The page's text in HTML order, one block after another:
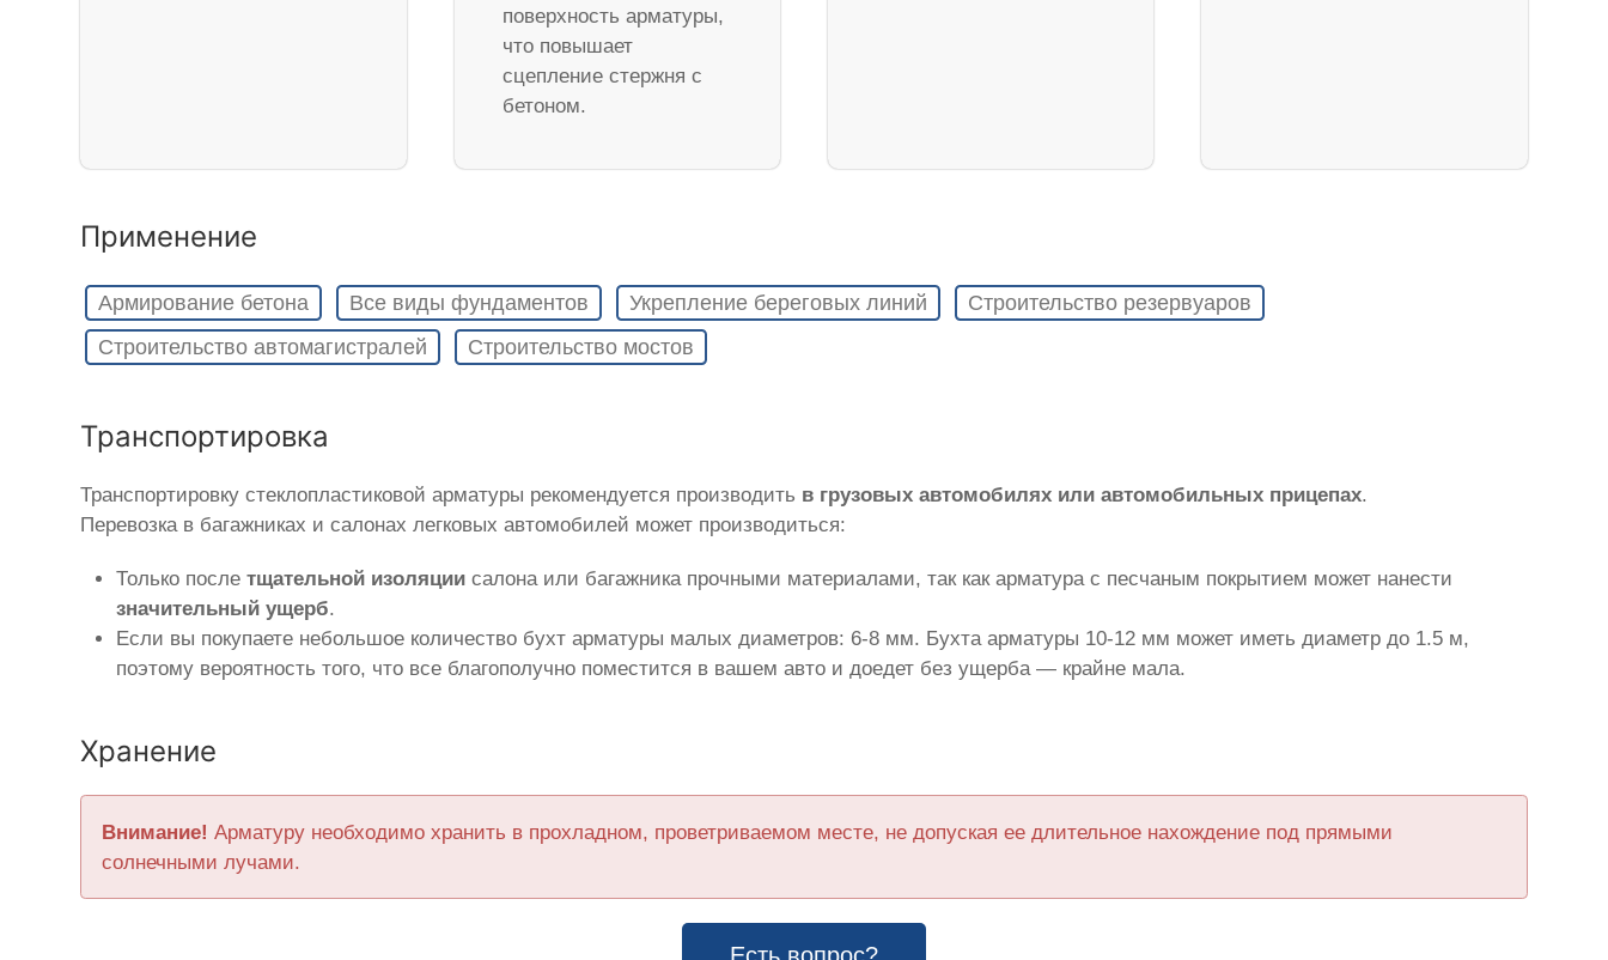
поверхность арматуры,
что повышает
сцепление стержня с
бетоном.
Применение
Армирование бетона Все виды фундаментов Укрепление береговых линий
Строительство резервуаров
Строительство автомагистралей
Строительство мостов
Транспортировка
Транспортировку стеклопластиковой арматуры рекомендуется производить в грузовых автомобилях или автомобильных прицепах.
Перевозка в багажниках и салонах легковых автомобилей может производиться:
Только послетщательной изоляции салона или багажника прочными материалами, так как арматура с песчаным покрытием может нанести
значительный ущерб.
Если вы покупаете небольшое количество бухт арматуры малых диаметров: 6-8 мм. Бухта арматуры 10-12 мм может иметь диаметр до 1.5 м,
поэтому вероятность того, что все благополучно поместится в вашем авто и доедет без ущерба — крайне мала.
Хранение
Внимание! Арматуру необходимо хранить в прохладном, проветриваемом месте, не допуская ее длительное нахождение под прямыми
солнечными лучами.